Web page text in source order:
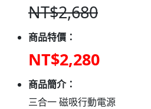
NT$2,680
商品特價：
NT$2,280
商品簡介：
三合一 磁吸行動電源